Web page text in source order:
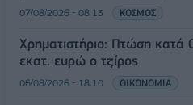
07/08/2026 - 08:13 ΚΟΣΜΟΣ
Χρηματιστήριο: Πτώση
εκατ. ευρώ ο τζίρος
06/08/2026 - 18:10 ΟΙΚΟΝΟΜΙΑ